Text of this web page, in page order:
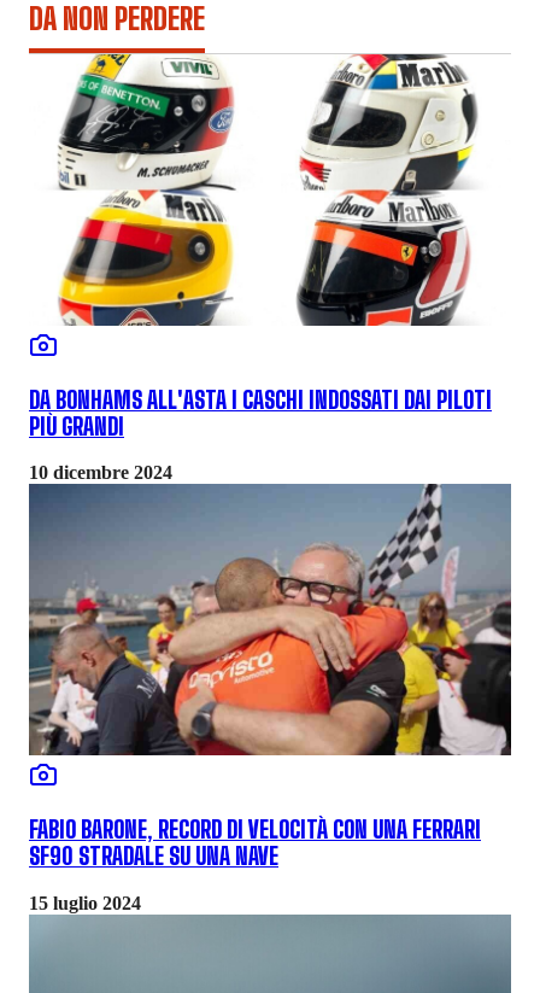
DA NON PERDERE
DA BONHAMS ALL'ASTA I CASCHI INDOSSATI DAI PILOTI
PIÙ GRANDI
10 dicembre 2024
FABIO BARONE, RECORD DI VELOCITÀ CON UNA FERRARI
SF90 STRADALE SU UNA NAVE
15 luglio 2024